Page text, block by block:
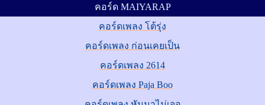
คอร์ด MAIYARAP
คอร์ดเพลง โต้รุ่ง
คอร์ดเพลง ก่อนเคยเป็น
คอร์ดเพลง 2614
คอร์ดเพลง Paja Boo